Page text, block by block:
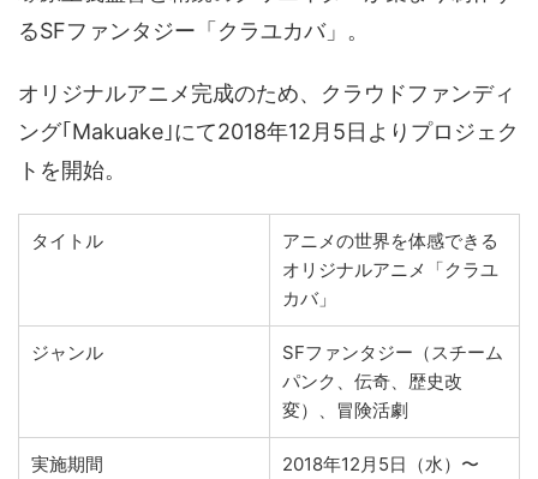
るSFファンタジー「クラユカバ」。
オリジナルアニメ完成のため、クラウドファンディ
ング｢Makuake｣にて2018年12月5日よりプロジェク
トを開始。
タイトル
アニメの世界を体感できる
オリジナルアニメ「クラユ
カバ」
ジャンル
SFファンタジー（スチーム
パンク、伝奇、歴史改
変）、冒険活劇
実施期間
2018年12月5日（水）〜